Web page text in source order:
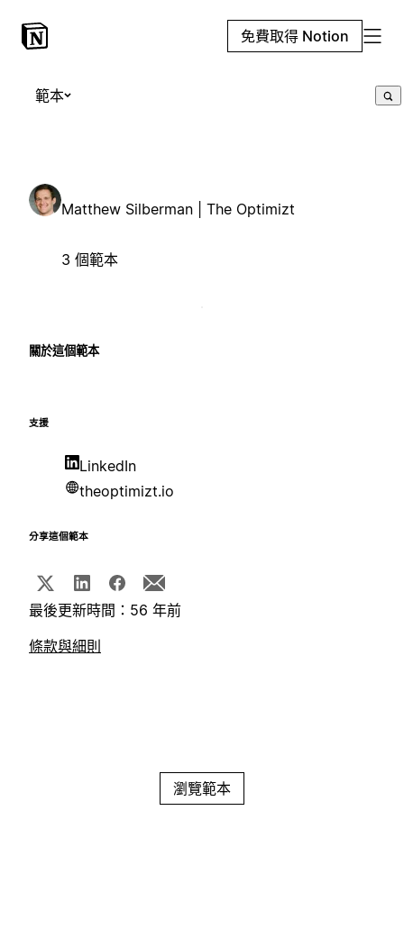
免費取得 Notion
範本
Matthew Silberman | The Optimizt
3 個範本
關於這個範本
支援
LinkedIn
theoptimizt.io
分享這個範本
最後更新時間：56 年前
條款與細則
瀏覽範本